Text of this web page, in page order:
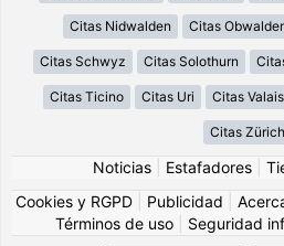
Citas Nidwalden Citas
Citas Schwyz Citas Solothurn
Citas Ticino Citas Uri Citas Valais
Citas Zürich
Noticias Estafadores
Cookies y RGPD
Publicidad
Términos de uso
Seguridad